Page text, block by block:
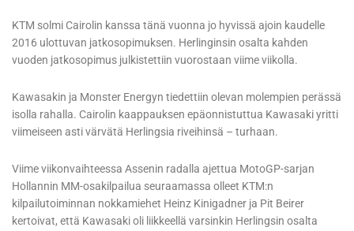
KTM solmi Cairolin kanssa tänä vuonna jo hyvissä ajoin kaudelle
2016 ulottuvan jatkosopimuksen. Herlinginsin osalta kahden
vuoden jatkosopimus julkistettiin vuorostaan viime viikolla.
Kawasakin ja Monster Energyn tiedettiin olevan molempien perässä
isolla rahalla. Cairolin kaappauksen epäonnistuttua Kawasaki yritti
viimeiseen asti värvätä Herlingsia riveihinsä – turhaan.
Viime viikonvaihteessa Assenin radalla ajettua MotoGP-sarjan
Hollannin MM-osakilpailua seuraamassa olleet KTM:n
kilpailutoiminnan nokkamiehet Heinz Kinigadner ja Pit Beirer
kertoivat, että Kawasaki oli liikkeellä varsinkin Herlingsin osalta